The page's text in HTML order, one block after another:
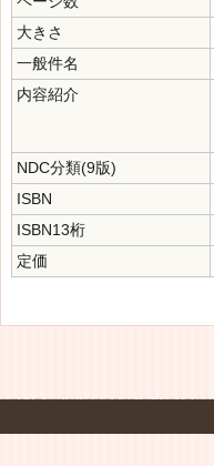
大きさ
一般件名
内容紹介
NDC分類(9版)
ISBN
ISBN13桁
定価